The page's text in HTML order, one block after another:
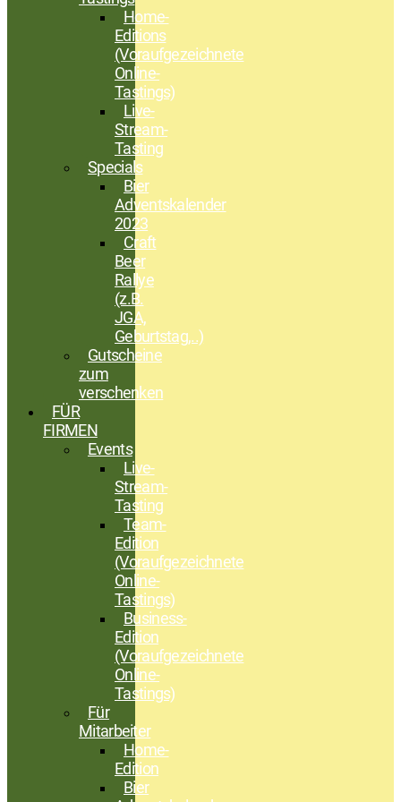
Home-
Editions
(Voraufgezeichnete
Online-
Tastings)
Live-
Stream-
Tasting
Specials
Bier
Adventskalender
2023
Craft
Beer
Rallye
(z.B.
JGA,
Geburtstag,..)
Gutscheine
zum
verschenken
FÜR
FIRMEN
Events
Live-
Stream-
Tasting
Team-
Edition
(Voraufgezeichnete
Online-
Tastings)
Business-
Edition
(Voraufgezeichnete
Online-
Tastings)
Für
Mitarbeiter
Home-
Edition
Bier